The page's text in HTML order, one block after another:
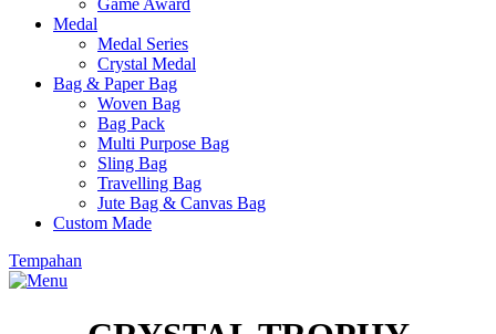
Game Award
Medal
Medal Series
Crystal Medal
Bag & Paper Bag
Woven Bag
Bag Pack
Multi Purpose Bag
Sling Bag
Travelling Bag
Jute Bag & Canvas Bag
Custom Made
Tempahan